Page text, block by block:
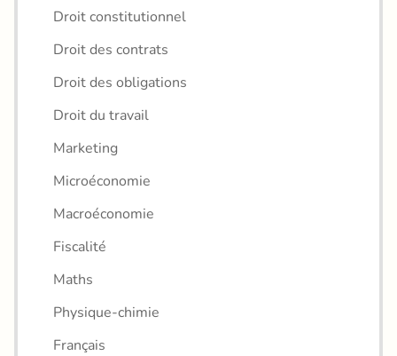
Droit constitutionnel
Droit des contrats
Droit des obligations
Droit du travail
Marketing
Microéconomie
Macroéconomie
Fiscalité
Maths
Physique-chimie
Français